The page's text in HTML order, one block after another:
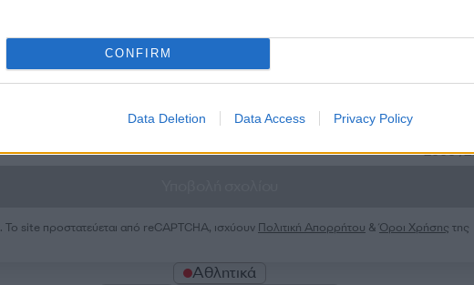
CONFIRM
Data Deletion Data Access Privacy Policy
2000 /
. Το site προστατεύεται από reCAPTCHA, ισχύουν Πολιτική Απορρήτου &Όροι Χρήσης της
Αθλητικά